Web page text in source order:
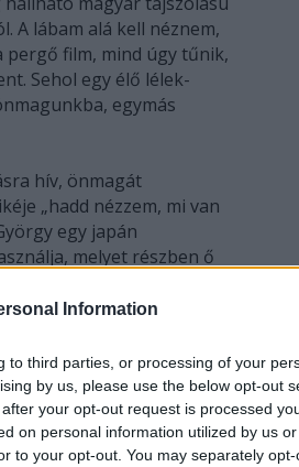
Information
to third parties, or processing of your
by us, please use the below opt-out
your opt-out request is processed
on personal information utilized by us
to your opt-out. You may separately
A lábam alá kell néznem,
film, mind úgy tűnik,
Sehol egy élő lélek-
egymás
hív, önmagát
„hadd nézzem, mi van
egy japán
melyet részben ő
a hegyekbe, műanyag
a szépnek s
teli száműzetése 62
látomások
toccsannak,
Együtt nézünk a
a halál mellbedöngető
olló,